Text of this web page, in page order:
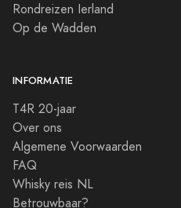
Rondreizen Ierland
Op de Wadden
INFORMATIE
T4R 20-jaar
Over ons
Algemene Voorwaarden
FAQ
Whisky reis NL
Betrouwbaar?